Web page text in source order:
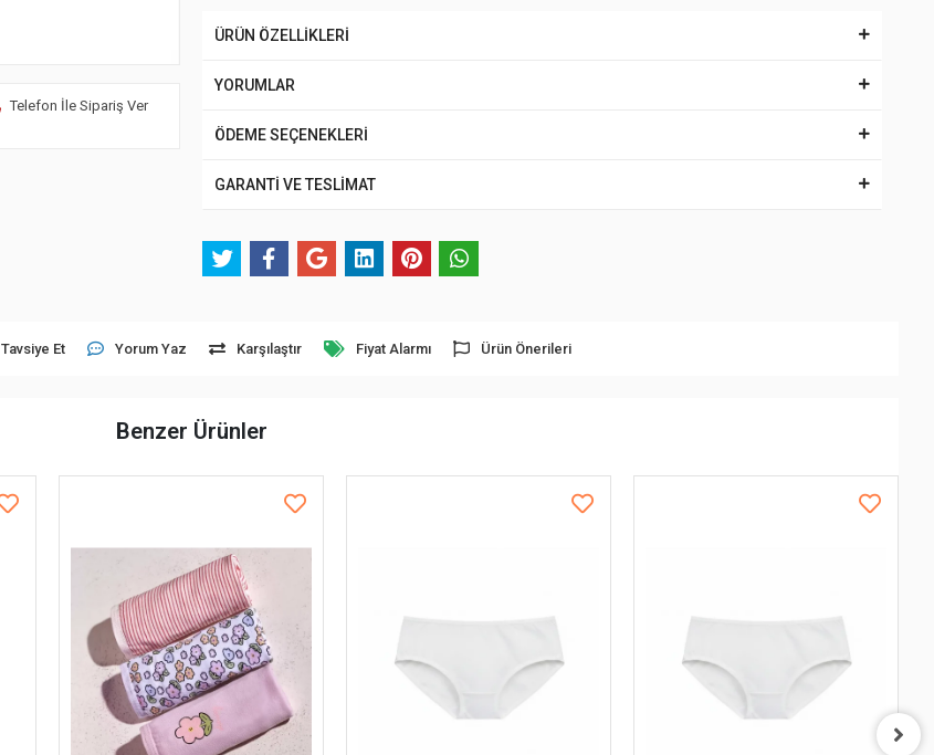
Telefon İle Sipariş Ver
ÜRÜN ÖZELLİKLERİ
YORUMLAR
ÖDEME SEÇENEKLERİ
GARANTİ VE TESLİMAT
Tavsiye Et Yorum Yaz Karşılaştır Fiyat Alarmı Ürün Önerileri
Benzer Ürünler